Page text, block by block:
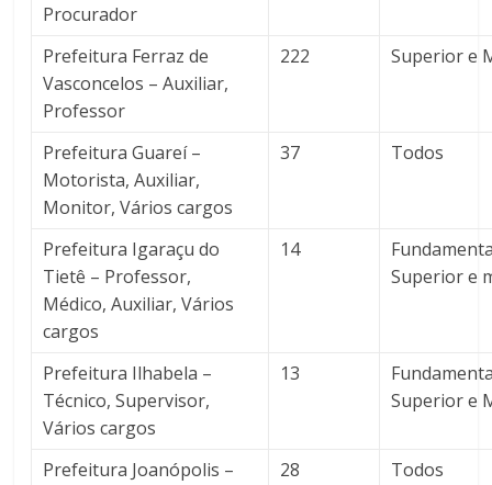
Procurador
Prefeitura Ferraz de
Vasconcelos – Auxiliar,
Professor
222 Superior e
Prefeitura Guareí –
Motorista, Auxiliar,
Monitor, Vários cargos
37 Todos
Prefeitura Igaraçu do
Tietê – Professor,
Médico, Auxiliar, Vários
cargos
14
Superior e
Prefeitura Ilhabela –
Técnico, Supervisor,
Vários cargos
13
Superior e
Prefeitura Joanópolis –
28 Todos